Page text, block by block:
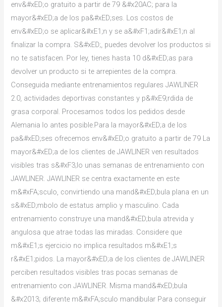
env&#xED;o gratuito a partir de 79 &#x20AC; para la
mayor&#xED;a de los pa&#xED;ses. Los costos de
env&#xED;o se aplicar&#xE1;n y se a&#xF1;adir&#xE1;n al
finalizar la compra. S&#xED;, puedes devolver los productos si
no te satisfacen. Por ley, tienes hasta 10 d&#xED;as para
devolver un producto si te arrepientes de la compra.
Conseguida mediante entrenamientos regulares JAWLINER
2.0, actividades deportivas constantes y p&#xE9;rdida de
grasa corporal. Procesamos todos los pedidos desde
Alemania lo antes posible.Para la mayor&#xED;a de los
pa&#xED;ses ofrecemos env&#xED;o gratuito a partir de 79 La
mayor&#xED;a de los clientes de JAWLINER ven resultados
visibles tras s&#xF3;lo unas semanas de entrenamiento con
JAWLINER. JAWLINER se centra exactamente en este
m&#xFA;sculo, convirtiendo una mand&#xED;bula plana en un
s&#xED;mbolo de estatus amplio y masculino. Cada
entrenamiento construye una mand&#xED;bula atrevida y
angulosa que atrae todas las miradas. Considere que
m&#xE1;s ejercicio no implica resultados m&#xE1;s
r&#xE1;pidos. La mayor&#xED;a de los clientes de JAWLINER
perciben resultados visibles tras pocas semanas de
entrenamiento con JAWLINER. Misma mand&#xED;bula
&#x2013; diferente m&#xFA;sculo mandibular Para conseguir